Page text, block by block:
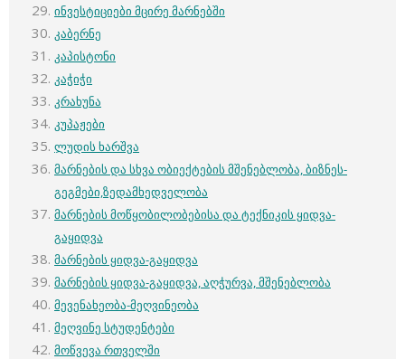
ინვესტიციები მცირე მარნებში
კაბერნე
კაპისტონი
კაჭიჭი
კრახუნა
კუპაჟები
ლუდის ხარშვა
მარნების და სხვა ობიექტების მშენებლობა, ბიზნეს-
გეგმები,ზედამხედველობა
მარნების მოწყობილობებისა და ტექნიკის ყიდვა-
გაყიდვა
მარნების ყიდვა-გაყიდვა
მარნების ყიდვა-გაყიდვა, აღჭურვა, მშენებლობა
მევენახეობა-მეღვინეობა
მეღვინე სტუდენტები
მოწვევა რთველში